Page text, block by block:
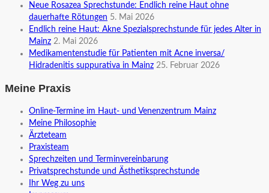
Neue Rosazea Sprechstunde: Endlich reine Haut ohne
dauerhafte Rötungen 5. Mai 2026
Endlich reine Haut: Akne Spezialsprechstunde für jedes Alter in
Mainz 2. Mai 2026
Medikamentenstudie für Patienten mit Acne inversa/
Hidradenitis suppurativa in Mainz 25. Februar 2026
Meine Praxis
Online-Termine im Haut- und Venenzentrum Mainz
Meine Philosophie
Ärzteteam
Praxisteam
Sprechzeiten und Terminvereinbarung
Privatsprechstunde und Ästhetiksprechstunde
Ihr Weg zu uns